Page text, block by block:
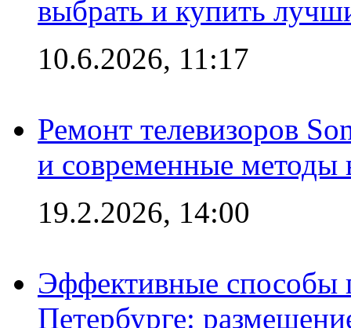
выбрать и купить
10.6.2026, 11:17
Ремонт телевизоров
и современные методы
19.2.2026, 14:00
Эффективные способы
Петербурге: